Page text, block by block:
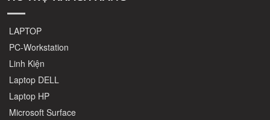
LAPTOP
PC-Workstation
Linh Kiện
Laptop DELL
Laptop HP
Microsoft Surface